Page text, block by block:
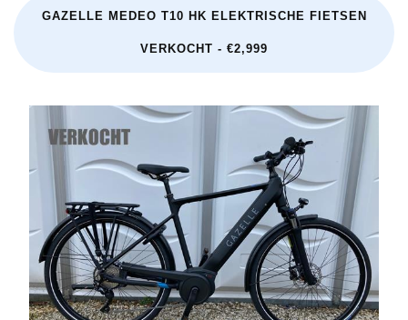
GAZELLE MEDEO T10 HK ELEKTRISCHE FIETSEN
VERKOCHT - €2,999